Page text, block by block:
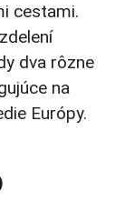
cestami.
dva rôzne
na
Európy.